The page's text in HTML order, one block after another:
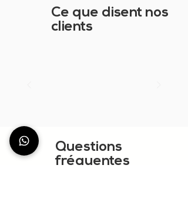
Ce que disent nos
clients
Questions
fréquentes